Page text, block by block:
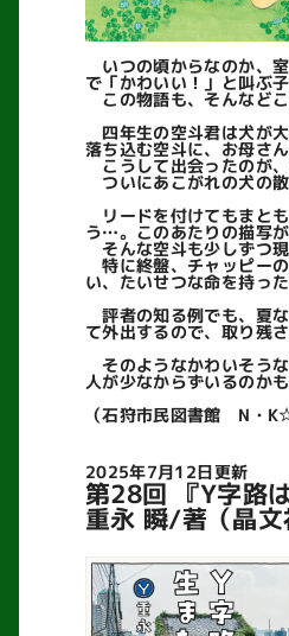
いつの頃からなのか、
で「かわいい！」と叫ぶ
この物語も、そんなど
四年生の空斗君は犬が
落ち込む空斗に、お母さ
こうして出会ったのが
ついにあこがれの犬の
リードを付けてもまと
う…。このあたりの描写
そんな空斗も少しずつ
特に終盤、チャッピー
い、たいせつな命を持っ
評者の知る例でも、夏
て外出するので、取り残
そのようなかわいそう
人が少なからずいるのか
（石狩市民図書館 N・
2025年7月12日更新
第28回 『Y字路
重永 瞬/著（晶文